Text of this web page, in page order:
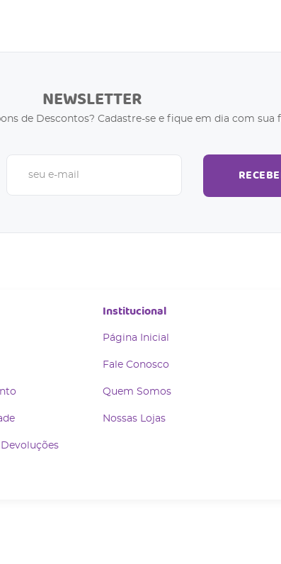
NEWSLETTER
de Descontos? Cadastre-se e fique em dia com sua
Institucional
Página Inicial
Fale Conosco
Quem Somos
Nossas Lojas